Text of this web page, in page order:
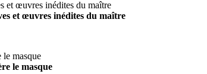
et œuvres inédites du maître
le masque